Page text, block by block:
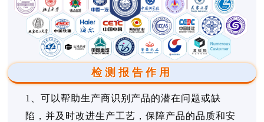
检测报告作用
1、可以帮助生产商识别产品的潜在问题或缺
陷，并及时改进生产工艺，保障产品的品质和安